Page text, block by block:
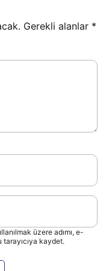
Gerekli alanlar *
üzere adımı, e-
kaydet.